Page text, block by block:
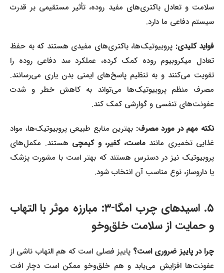
سلامت و تعادل باکتری‌های مفید روده، تأثیر مستقیمی بر قدرت
سیستم دفاعی ما دارد.
فواید کلیدی:پروبیوتیک‌ها، باکتری‌های مفیدی هستند که به حفظ
تعادل میکروبیوم روده کمک کرده، عملکرد سد دفاعی روده را
تقویت می‌کنند و به تنظیم پاسخ‌های ایمنی بدن یاری می‌رسانند.
مصرف منظم پروبیوتیک‌ها می‌تواند به کاهش خطر و شدت
عفونت‌های تنفسی و گوارشی کمک کند.
نکته مهم در مورد مصرف:بهترین منابع طبیعی پروبیوتیک‌ها، مواد
غذایی تخمیری مانندماست، کفیر، و کیمچیهستند. مکمل‌های
پروبیوتیک نیز در دسترس هستند که بهتر است با مشورت پزشک
یا داروساز، نوع مناسب آن انتخاب شود.
۵. اسیدهای چرب امگا-۳: مبارزه موثر با التهاب
و حمایت از سلامت خلق‌وخو
چرا در پاییز ضروری است؟پاییز فصلی است که هم التهاب ناشی از
عفونت‌ها افزایش می‌یابد و هم خلق‌وخو ممکن است دچار افت